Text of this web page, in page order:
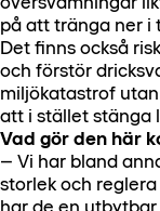
på att tränga ner i
Det finns också
och förstör
miljökatastrof
att i stället stänga
Vad gör den här
– Vi har bland
storlek och